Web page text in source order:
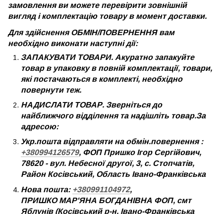
замовлення ви можете перевірити зовнішній
вигляд і комплектацію товару в момент доставки.
Для здійснення ОБМІН/ПОВЕРНЕННЯ вам
необхідно виконати наступні дії:
ЗАПАКУВАТИ ТОВАРИ. Акуратно запакуйте
товар в упаковку в повній комплектації, товари,
які постачаються в комплекті, необхідно
повернути теж.
НАДИСЛАТИ ТОВАР. Зверніться до
найближчого відділення та надішліть товар.За
адресою:
Укр.пошта відправляти на обмін.повернення :
+380994126579, ФОП Пришко Ігор Сергійович,
78620 - вул. Небесної другої, 3, с. Стопчатів,
Район Косівський, Область Івано-Франківська
Нова пошта: +380991104972,
ПРИШКО МАР'ЯНА БОГДАНІВНА ФОП, смт
Яблунів (Косівський р-н, Івано-Франківська